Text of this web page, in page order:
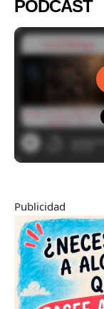
PODCAST
Publicidad